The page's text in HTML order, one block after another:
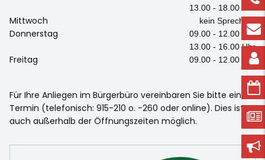
13.00 - 18.00 Uhr
Mittwoch kein Sprechtag
Donnerstag
09.00 - 12.00 Uhr
13.00 - 16.00 Uhr
Freitag 09.00 - 12.00 Uhr
Für Ihre Anliegen im Bürgerbüro vereinbaren Sie bitte einen
Termin (telefonisch: 915-210 o. -260 oder online). Dies ist
auch außerhalb der Öffnungszeiten möglich.